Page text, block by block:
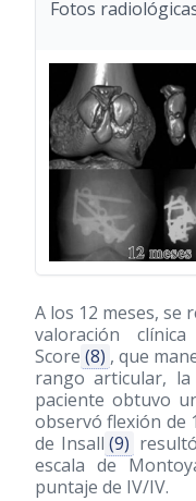
Fotos
A los 12 meses, se
valoración
Score (8) , que
rango articular,
paciente obtuvo
observó flexión de
de Insall (9)
escala de
puntaje de IV/IV.